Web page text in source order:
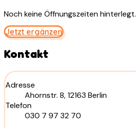
Noch keine Öffnungszeiten hinterlegt.
Jetzt ergänzen
Kontakt
Adresse
Ahornstr. 8, 12163 Berlin
Telefon
030 7 97 32 70